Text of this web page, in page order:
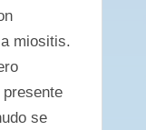
miositis.
se